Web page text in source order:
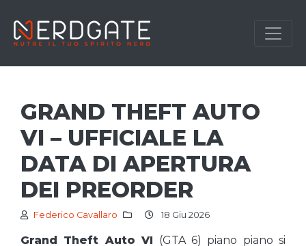
GRAND THEFT AUTO
VI – UFFICIALE LA
DATA DI APERTURA
DEI PREORDER
Federico Cavallaro 18 Giu 2026
Grand Theft Auto VI (GTA 6) piano piano si